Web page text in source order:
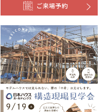
ご来場予約